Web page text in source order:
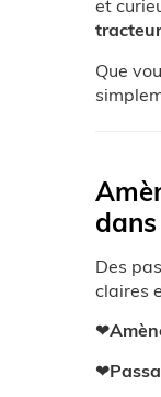
et
tracteur
Que
Des
claires
❤
❤